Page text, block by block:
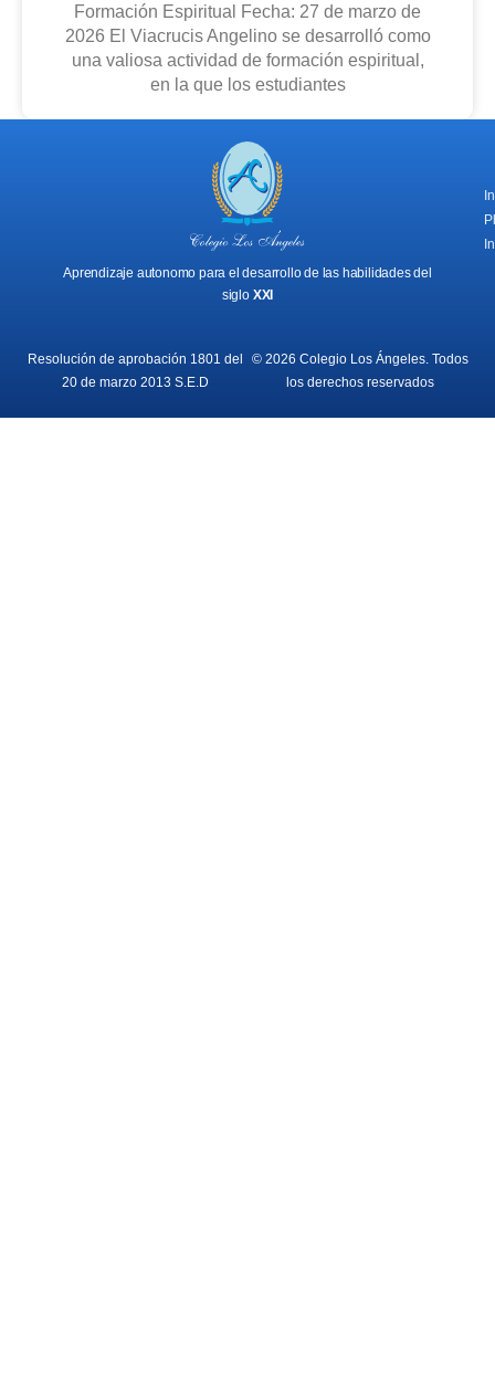
Formación Espiritual Fecha: 27 de marzo de
2026 El Viacrucis Angelino se desarrolló como
una valiosa actividad de formación espiritual,
en la que los estudiantes
Aprendizaje autonomo para el desarrollo de las habilidades del
siglo XXI
Resolución de aprobación 1801 del
20 de marzo 2013 S.E.D
© 2026 Colegio Los Ángeles. Todos
los derechos reservados